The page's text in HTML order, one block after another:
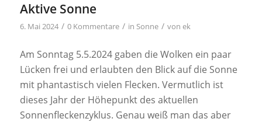
Aktive Sonne
6. Mai 2024 / 0 Kommentare / in Sonne / von ek
Am Sonntag 5.5.2024 gaben die Wolken ein paar
Lücken frei und erlaubten den Blick auf die Sonne
mit phantastisch vielen Flecken. Vermutlich ist
dieses Jahr der Höhepunkt des aktuellen
Sonnenfleckenzyklus. Genau weiß man das aber